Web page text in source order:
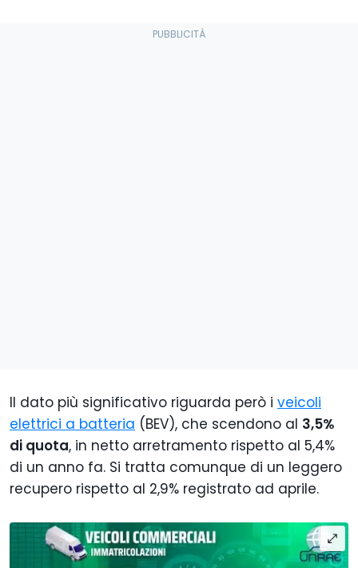
Il dato più significativo riguarda però i veicoli
elettrici a batteria (BEV), che scendono al 3,5%
di quota, in netto arretramento rispetto al 5,4%
di un anno fa. Si tratta comunque di un leggero
recupero rispetto al 2,9% registrato ad aprile.